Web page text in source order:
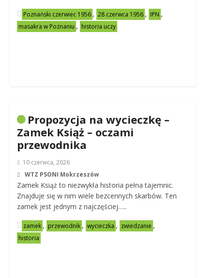
Poznański czerwiec 1956 , 28 czerwca 1956 , IPN ,
masakra w Poznaniu , historia uczy
Propozycja na wycieczkę –
Zamek Książ – oczami
przewodnika
10 czerwca, 2026
WTZ PSONI Mokrzeszów
Zamek Książ to niezwykła historia pełna tajemnic.
Znajduje się w nim wiele bezcennych skarbów. Ten
zamek jest jednym z najczęściej…..
zamek , przewodnik , wycieczka , zwiedzanie ,
historia